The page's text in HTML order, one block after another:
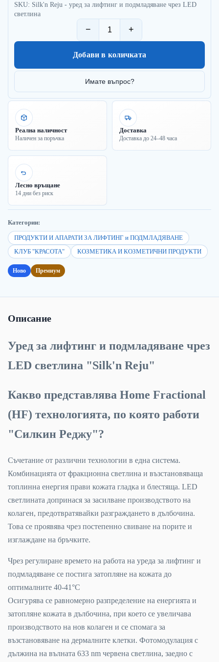
SKU: Silk'n Reju - уред за лифтинг и подмладяване чрез LED
светлина
− +
Добави в количката
Имате въпрос?
Реална наличност
Наличен за поръчка
Доставка
Доставка до 24–48 часа
Лесно връщане
14 дни без риск
Категории:
ПРОДУКТИ И АПАРАТИ ЗА ЛИФТИНГ и ПОДМЛАДЯВАНЕ
КЛУБ "КРАСОТА"
КОЗМЕТИКА И КОЗМЕТИЧНИ ПРОДУКТИ
Ново Премиум
Описание
Уред за лифтинг и подмладяване чрез
LED светлина "Silk'n Reju"
Какво представлява Home Fractional
(HF) технологията, по която работи
"Силкин Реджу"?
Съчетание от различни технологии в една система.
Комбинацията от фракционна светлина и възстановяваща
топлинна енергия прави кожата гладка и блестяща. LED
светлината допринася за засилване производството на
колаген, предотвратявайки разграждането в дълбочина.
Това се проявява чрез постепенно свиване на порите и
изглаждане на бръчките.
Чрез регулиране времето на работа на уреда за лифтинг и
подмладяване се постига затопляне на кожата до
оптималните 40-41°C
Осигурява се равномерно разпределение на енергията и
затопляне кожата в дълбочина, при което се увеличава
производството на нов колаген и се спомага за
възстановяване на дермалните клетки. Фотомодулация с
дължина на вълната 633 nm червена светлина, заедно с